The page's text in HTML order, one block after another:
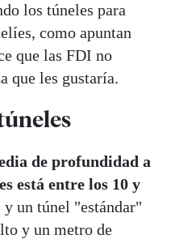
los túneles para
como apuntan
que las FDI no
que les gustaría.
de profundidad a
está entre los 10 y
y un túnel "estándar"
y un metro de